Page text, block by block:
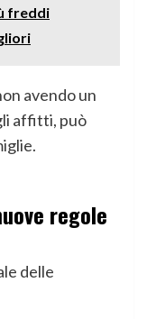
freddi
avendo un
affitti, può
regole
delle